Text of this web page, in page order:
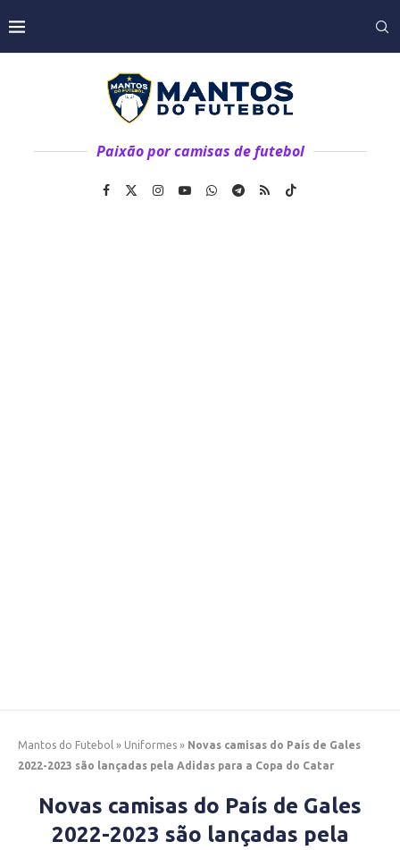
Paixão por camisas de futebol
Mantos do Futebol » Uniformes » Novas camisas do País de Gales
2022-2023 são lançadas pela Adidas para a Copa do Catar
Novas camisas do País de Gales
2022-2023 são lançadas pela